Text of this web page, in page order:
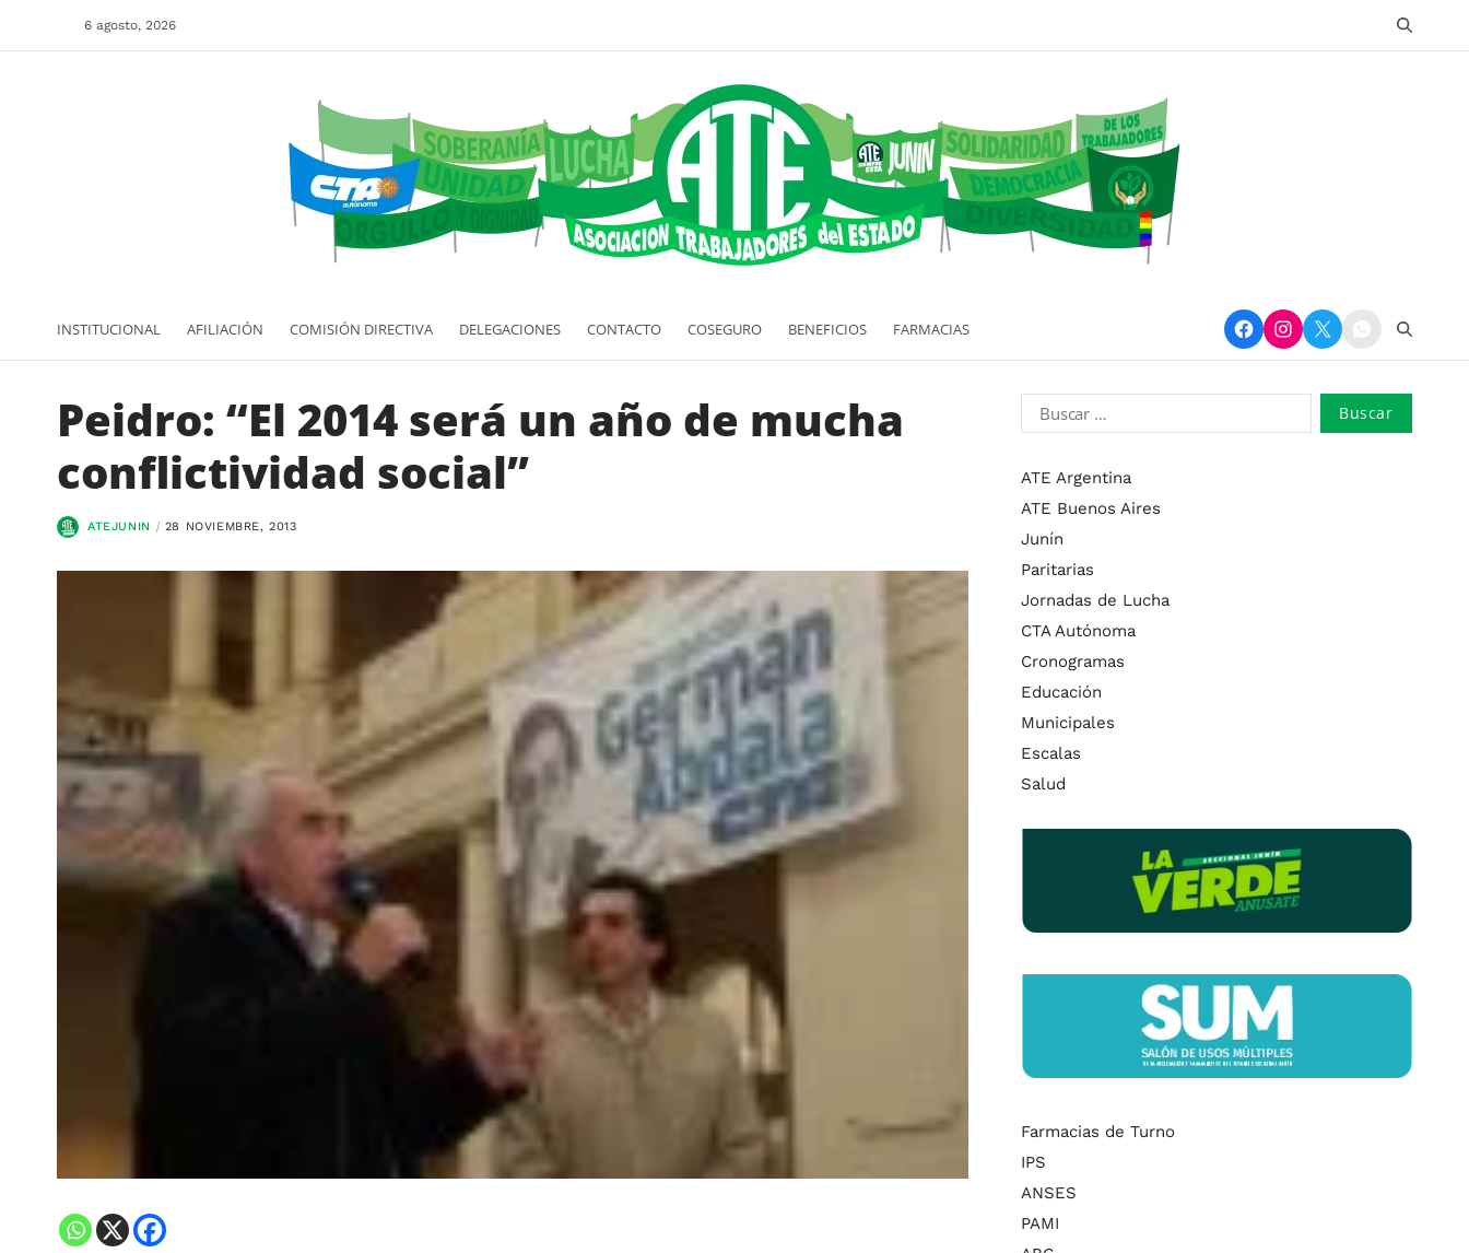
6 agosto, 2026
INSTITUCIONAL AFILIACIÓN COMISIÓN DIRECTIVA DELEGACIONES CONTACTO COSEGURO BENEFICIOS FARMACIAS
Peidro: “El 2014 será un año de mucha
conflictividad social”
ATEJUNIN 28 NOVIEMBRE, 2013
ATE Argentina
ATE Buenos Aires
Junín
Paritarias
Jornadas de Lucha
CTA Autónoma
Cronogramas
Educación
Municipales
Escalas
Salud
Farmacias de Turno
IPS
ANSES
PAMI